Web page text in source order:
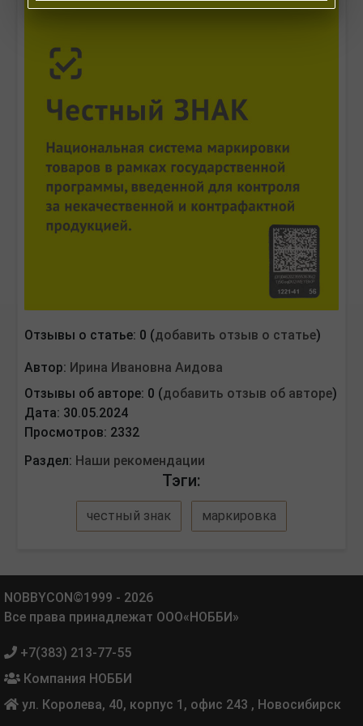
Отзывы о статье: 0 (добавить отзыв о статье)
Автор: Ирина Ивановна Аидова
Отзывы об авторе: 0 (добавить отзыв об авторе)
Дата: 30.05.2024
Просмотров: 2332
Раздел: Наши рекомендации
Тэги:
честный знак маркировка
NOBBYCON©1999 - 2026
Все права принадлежат ООО«НОББИ»
+7(383) 213-77-55
Компания НОББИ
ул. Королева, 40, корпус 1, офис 243 , Новосибирск